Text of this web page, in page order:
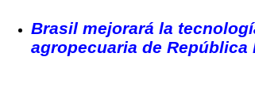
Brasil mejorará la
agropecuaria de República